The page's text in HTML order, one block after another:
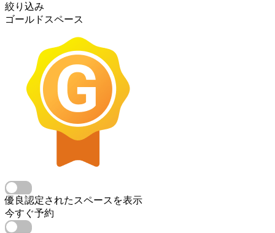
絞り込み
ゴールドスペース
優良認定されたスペースを表示
今すぐ予約